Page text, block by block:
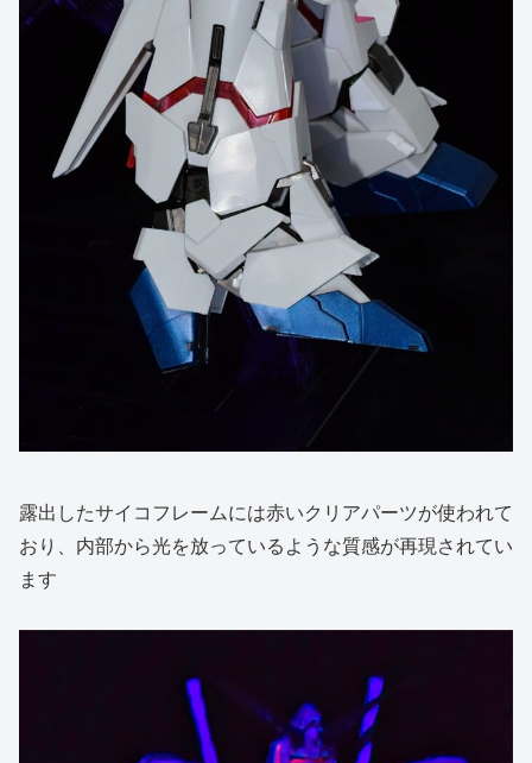
露出したサイコフレームには赤いクリアパーツが使われて
おり、内部から光を放っているような質感が再現されてい
ます